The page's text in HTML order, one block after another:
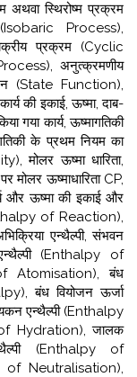
अथवा स्थिरोष्म प्रक्रम
Process),
प्रक्रम (Cyclic
अनुत्क्रमणीय
(State Function),
की इकाई, ऊष्मा, दाब-
गया कार्य, ऊष्मागतिकी
के प्रथम नियम का
मोलर ऊष्मा धारिता,
मोलर ऊष्माधारिता CP,
और ऊष्मा की इकाई और
of Reaction),
एन्थैल्पी, संभवन
(Enthalpy of
Atomisation), बंध
बंध वियोजन ऊर्जा
एन्थैल्पी (Enthalpy
Hydration), जालक
(Enthalpy of
of Neutralisation),